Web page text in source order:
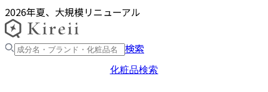
2026年夏、大規模リニューアル
検索
化粧品検索